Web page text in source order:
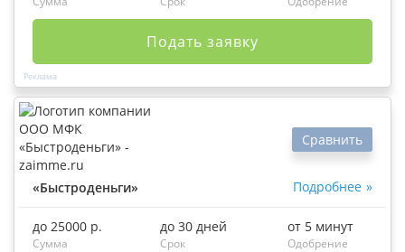
Подать заявку
«Быстроденьги» Подробнее
Сравнить
до 25000 р.
Сумма
до 30 дней
Срок
от 5 минут
Одобрение